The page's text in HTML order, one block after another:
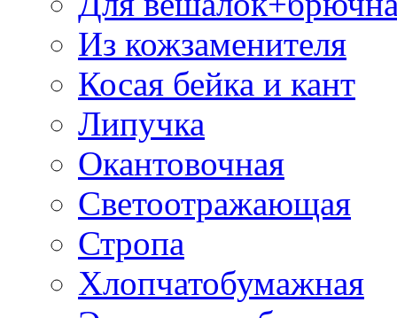
Из кожзаменителя
Косая бейка и кант
Липучка
Окантовочная
Светоотражающая
Стропа
Хлопчатобумажная